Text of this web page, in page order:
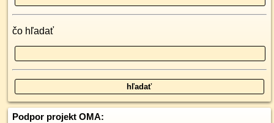
čo hľadať
Podpor projekt OMA: